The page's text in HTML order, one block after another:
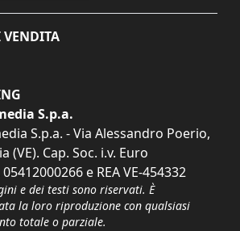
S.p.a.
S.p.a. - Via Alessandro Poerio,
(VE). Cap. Soc. i.v. Euro
05412000266 e REA VE-454332
e dei testi sono riservati. È
la loro riproduzione con qualsiasi
totale o parziale.